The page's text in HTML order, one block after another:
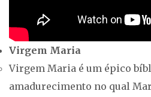
Virgem Maria
Virgem Maria é um épico
amadurecimento no qual